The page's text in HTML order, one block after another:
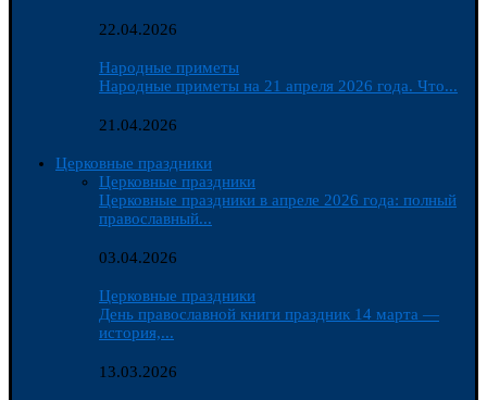
22.04.2026
Народные приметы
Народные приметы на 21 апреля 2026 года. Что...
21.04.2026
Церковные праздники
Церковные праздники
Церковные праздники в апреле 2026 года: полный
православный...
03.04.2026
Церковные праздники
День православной книги праздник 14 марта —
история,...
13.03.2026